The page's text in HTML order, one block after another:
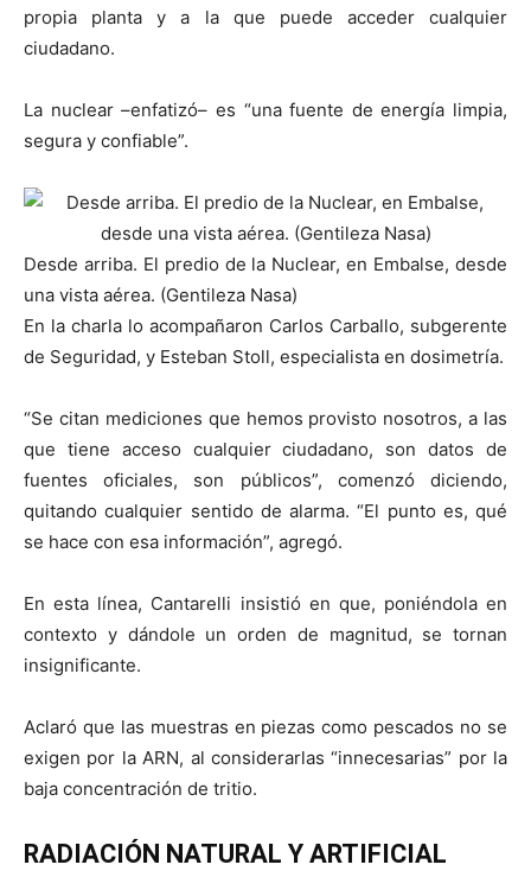
propia planta y a la que puede acceder cualquier
ciudadano.
La nuclear –enfatizó– es “una fuente de energía limpia,
segura y confiable”.
Desde arriba. El predio de la Nuclear, en Embalse, desde
una vista aérea. (Gentileza Nasa)
En la charla lo acompañaron Carlos Carballo, subgerente
de Seguridad, y Esteban Stoll, especialista en dosimetría.
“Se citan mediciones que hemos provisto nosotros, a las
que tiene acceso cualquier ciudadano, son datos de
fuentes oficiales, son públicos”, comenzó diciendo,
quitando cualquier sentido de alarma. “El punto es, qué
se hace con esa información”, agregó.
En esta línea, Cantarelli insistió en que, poniéndola en
contexto y dándole un orden de magnitud, se tornan
insignificante.
Aclaró que las muestras en piezas como pescados no se
exigen por la ARN, al considerarlas “innecesarias” por la
baja concentración de tritio.
RADIACIÓN NATURAL Y ARTIFICIAL